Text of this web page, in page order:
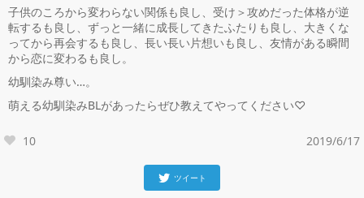
子供のころから変わらない関係も良し、受け＞攻めだった体格が逆
転するも良し、ずっと一緒に成長してきたふたりも良し、大きくな
ってから再会するも良し、長い長い片想いも良し、友情がある瞬間
から恋に変わるも良し。
幼馴染み尊い…。
萌える幼馴染みBLがあったらぜひ教えてやってください♡
10 2019/6/17
ツイート